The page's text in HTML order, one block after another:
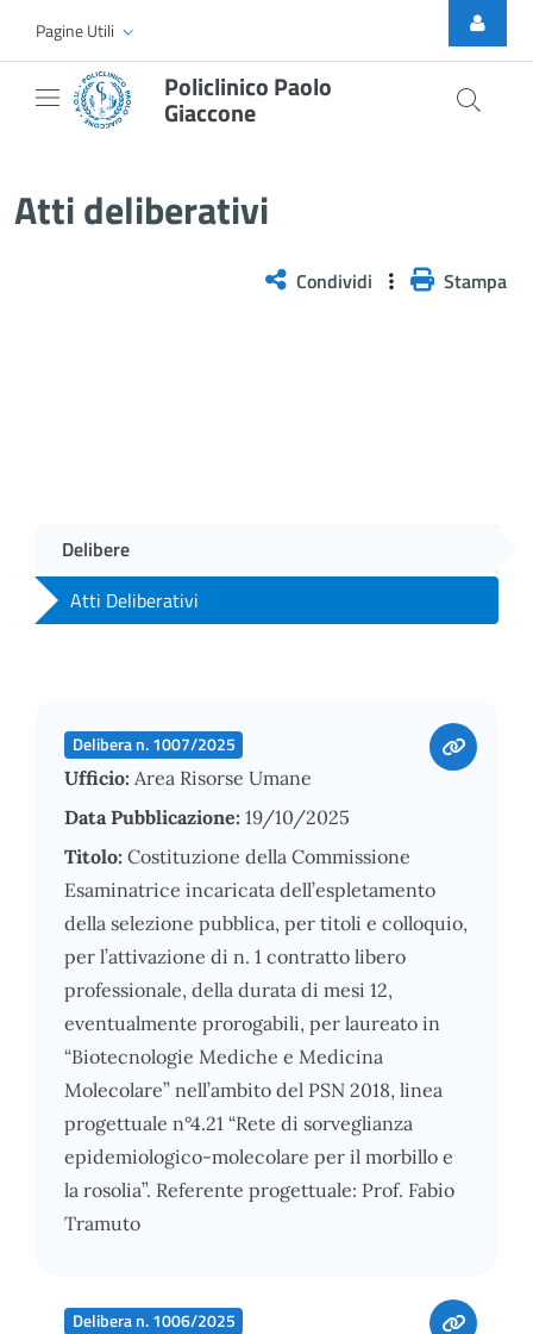
Skip to Main Content
Pagine Utili
Policlinico Paolo
Giaccone
Atti deliberativi
Condividi Stampa
Delibere
Atti Deliberativi
Delibera n. 1007/2025
Ufficio: Area Risorse Umane
Data Pubblicazione: 19/10/2025
Titolo: Costituzione della Commissione
Esaminatrice incaricata dell’espletamento
della selezione pubblica, per titoli e colloquio,
per l’attivazione di n. 1 contratto libero
professionale, della durata di mesi 12,
eventualmente prorogabili, per laureato in
“Biotecnologie Mediche e Medicina
Molecolare” nell’ambito del PSN 2018, linea
progettuale n°4.21 “Rete di sorveglianza
epidemiologico-molecolare per il morbillo e
la rosolia”. Referente progettuale: Prof. Fabio
Tramuto
Delibera n. 1006/2025